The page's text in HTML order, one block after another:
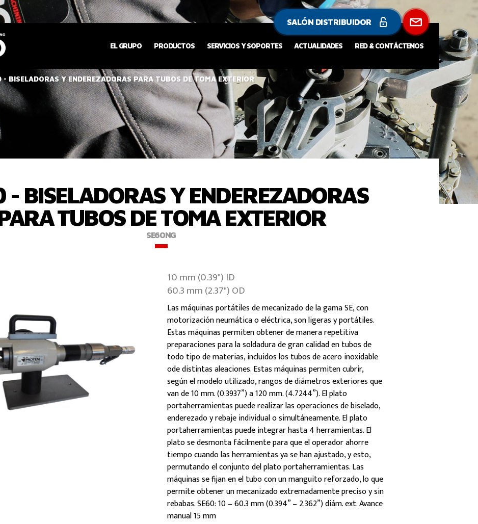
EL GRUPO PRODUCTOS SERVICIOS Y SOPORTES ACTUALIDADES RED & CONTÁCTENOS
SALÓN DISTRIBUIDOR
- BISELADORAS Y ENDEREZADORAS PARA TUBOS DE TOMA EXTERIOR
- BISELADORAS Y ENDEREZADORAS
TUBOS DE TOMA EXTERIOR
SE60NG
10 mm (0.39") ID
60.3 mm (2.37") OD
Las máquinas portátiles de mecanizado de la gama SE, con
motorización neumática o eléctrica, son ligeras y portátiles.
Estas máquinas permiten obtener de manera repetitiva
preparaciones para la soldadura de gran calidad en tubos de
todo tipo de materias, incluidos los tubos de acero inoxidable
ode distintas aleaciones. Estas máquinas permiten cubrir,
según el modelo utilizado, rangos de diámetros exteriores que
van de 10 mm. (0.3937”) a 120 mm. (4.7244”). El plato
portaherramientas puede realizar las operaciones de biselado,
enderezado y rebaje individual o simultáneamente. El plato
portaherramientas puede integrar hasta 4 herramientas. El
plato se desmonta fácilmente para que el operador ahorre
tiempo cuando las herramientas ya se han ajustado, y esto,
permutando el conjunto del plato portaherramientas. Las
máquinas se fijan en el tubo con un manguito reforzado, lo que
permite obtener un mecanizado extremadamente preciso y sin
rebabas. SE60: 10 – 60.3 mm (0.394” – 2.362”) diám. ext. Avance
manual 15 mm